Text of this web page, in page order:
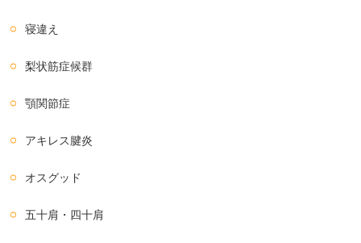
寝違え
梨状筋症候群
顎関節症
アキレス腱炎
オスグッド
五十肩・四十肩